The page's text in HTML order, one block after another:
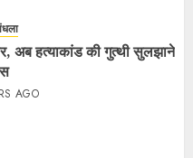
अब हत्याकांड की गुत्थी सुलझाने
AGO